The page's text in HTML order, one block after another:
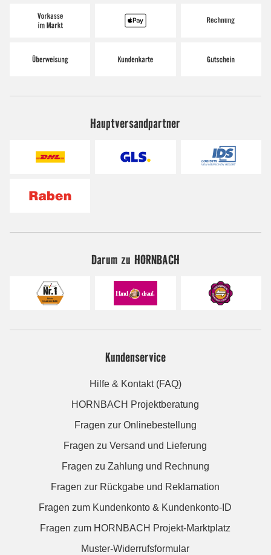
Hauptversandpartner
Darum zu HORNBACH
Kundenservice
Hilfe & Kontakt (FAQ)
HORNBACH Projektberatung
Fragen zur Onlinebestellung
Fragen zu Versand und Lieferung
Fragen zu Zahlung und Rechnung
Fragen zur Rückgabe und Reklamation
Fragen zum Kundenkonto & Kundenkonto-ID
Fragen zum HORNBACH Projekt-Marktplatz
Muster-Widerrufsformular